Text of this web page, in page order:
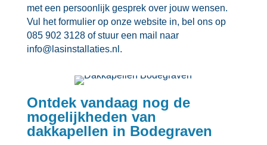
met een persoonlijk gesprek over jouw wensen.​
Vul het formulier op onze website in, bel ons op
085 902 3128 of stuur een mail naar
info@lasinstallaties.​nl.​
Ontdek vandaag nog de
mogelijkheden van
dakkapellen in Bodegraven